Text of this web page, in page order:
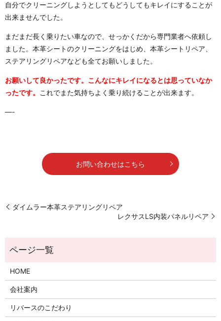
自分でクリーニングしようとしてもどうしてもキレイにすることが
出来ませんでした。
まだまだ長く乗りたい車なので、せっかくだから専門業者へ依頼し
ました。本革シートのクリーニングをはじめ、本革シートリペア、
ステアリングリペアなども全てお願いしました。
お願いして良かったです。こんなにキレイになるとは思っていなか
ったです。
これでまた気持ちよく乗り続けることが出来ます。
—-
お問い合わせはこちら
ダイムラー本革ステアリングリペア
レクサスLS内装パネルリペア
HOME
会社案内
リバースのこだわり